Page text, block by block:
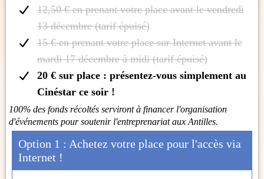
12,50 € en prenant votre place avant le vendredi
13 décembre (tarif épuisé)
15 € en prenant votre place sur Internet avant le
mardi 17 décembre à midi (tarif épuisé)
20 € sur place : présentez-vous simplement au
Cinéstar ce soir !
100% des fonds récoltés serviront à financer l'organisation
d'événements pour soutenir l'entreprenariat aux Antilles.
Option 1 : Achetez votre place pour l'accès via
Internet !